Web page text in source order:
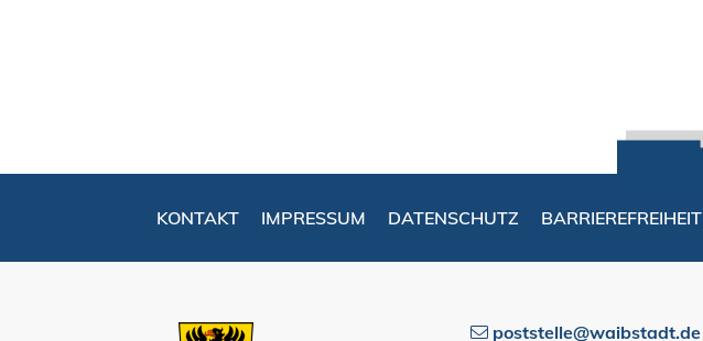
KONTAKT IMPRESSUM DATENSCHUTZ BARRIEREFREIHEIT
poststelle@waibstadt.de